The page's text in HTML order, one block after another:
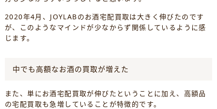
2020年4月、JOYLABのお酒宅配買取は大きく伸びたのです
が、このようなマインドが少なからず関係しているように感
じます。
中でも高額なお酒の買取が増えた
また、単にお酒宅配買取が伸びたということに加え、高額品
の宅配買取も急増していることが特徴的です。